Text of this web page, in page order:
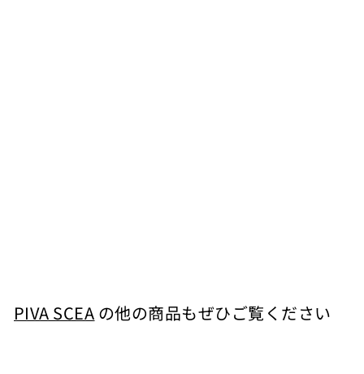
4
PIVA SCEA の他の商品もぜひご覧ください